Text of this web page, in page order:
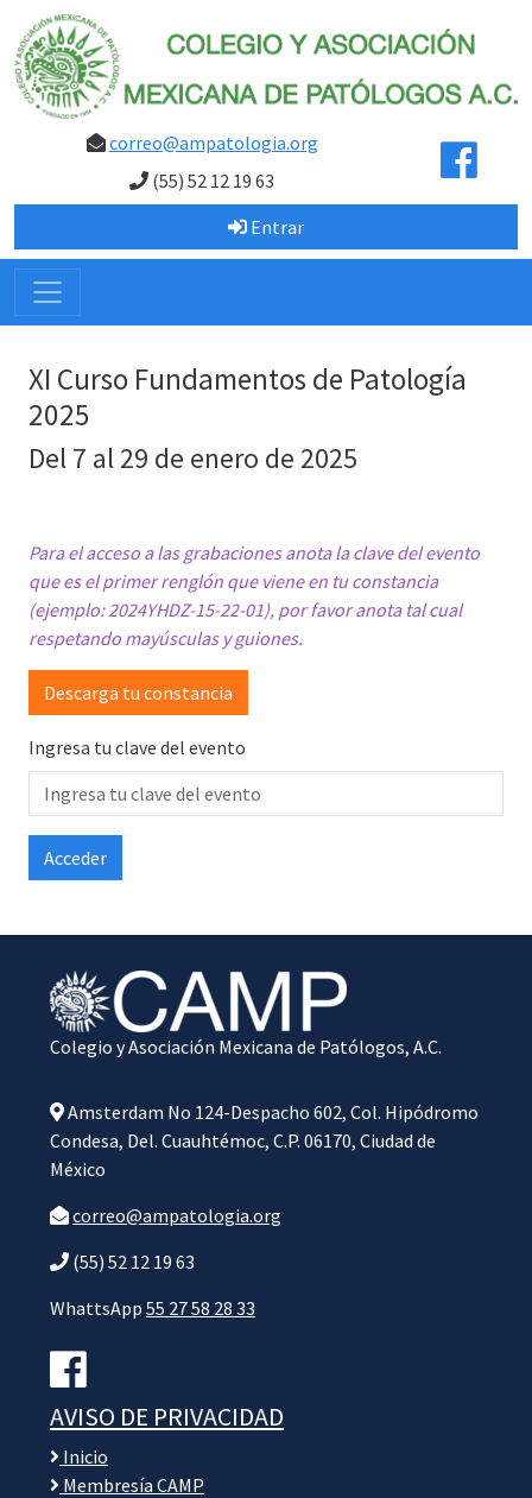
correo@ampatologia.org
(55) 52 12 19 63
Entrar
XI Curso Fundamentos de Patología
2025
Del 7 al 29 de enero de 2025
Para el acceso a las grabaciones anota la clave del evento
que es el primer renglón que viene en tu constancia
(ejemplo: 2024YHDZ-15-22-01), por favor anota tal cual
respetando mayúsculas y guiones.
Descarga tu constancia
Ingresa tu clave del evento
Colegio y Asociación Mexicana de Patólogos, A.C.
Amsterdam No 124-Despacho 602, Col. Hipódromo
Condesa, Del. Cuauhtémoc, C.P. 06170, Ciudad de
México
correo@ampatologia.org
(55) 52 12 19 63
WhattsApp 55 27 58 28 33
AVISO DE PRIVACIDAD
Inicio
Membresía CAMP